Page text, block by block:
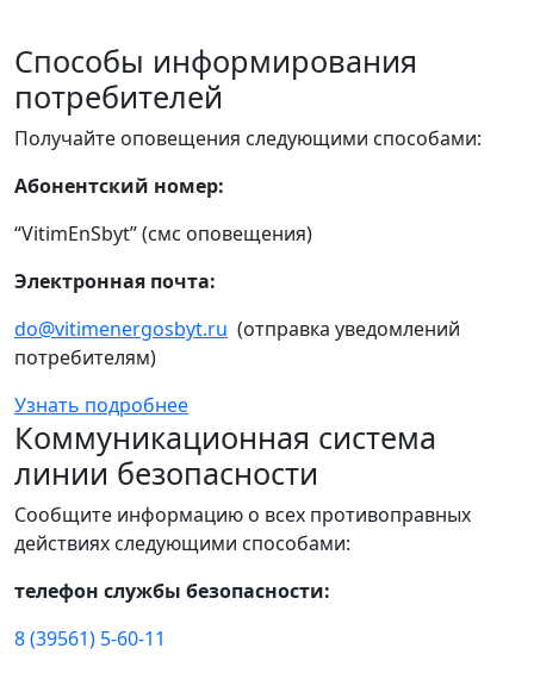
Способы информирования
потребителей
Получайте оповещения следующими способами:
Абонентский номер:
“VitimEnSbyt” (смс оповещения)
Электронная почта:
do@vitimenergosbyt.ru (отправка уведомлений
потребителям)
Узнать подробнее
Коммуникационная система
линии безопасности
Сообщите информацию о всех противоправных
действиях следующими способами:
телефон службы безопасности:
8 (39561) 5-60-11